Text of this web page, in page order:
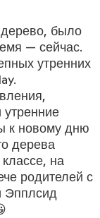
было
— сейчас.
утренних
к новому дню
дерева
на
родителей с
Эпплсид